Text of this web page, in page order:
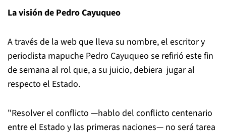
La visión de Pedro Cayuqueo
A través de la web que lleva su nombre, el escritor y
periodista mapuche Pedro Cayuqueo se refirió este fin
de semana al rol que, a su juicio, debiera jugar al
respecto el Estado.
"Resolver el conflicto —hablo del conflicto centenario
entre el Estado y las primeras naciones— no será tarea